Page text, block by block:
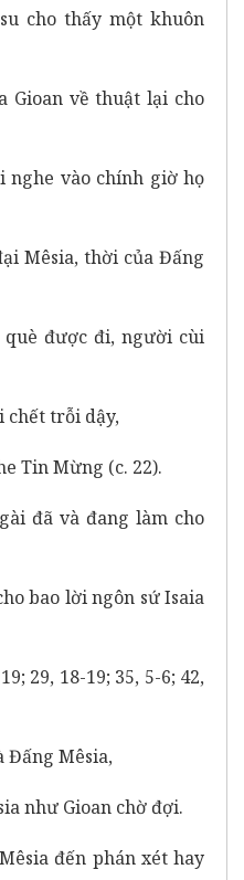
cho thấy một khuôn
Gioan về thuật lại cho
vào chính giờ họ
Mêsia, thời của Đấng
được đi, người cùi
chết trỗi dậy,
Tin Mừng (c. 22).
đã và đang làm cho
bao lời ngôn sứ Isaia
29, 18-19; 35, 5-6; 42,
Đấng Mêsia,
như Gioan chờ đợi.
đến phán xét hay